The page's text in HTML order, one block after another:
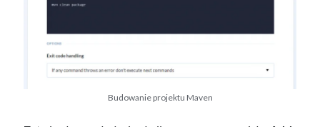
Budowanie projektu Maven